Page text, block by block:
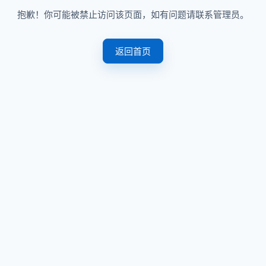
抱歉！你可能被禁止访问该页面，如有问题请联系管理员。
返回首页